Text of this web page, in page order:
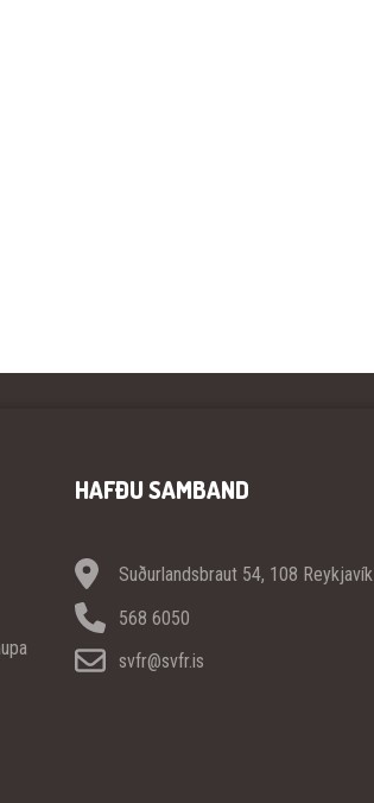
HAFÐU SAMBAND
Suðurlandsbraut 54, 108 Reykjavík
568 6050
svfr@svfr.is